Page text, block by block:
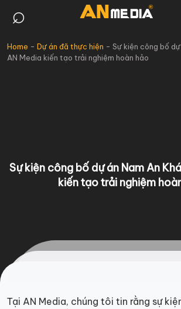
⌕
Home - Dự án đã thực hiện - Sự kiện công bố
AN Media kiến tạo trải nghiệm hoàn hảo
Sự kiện công bố dự án Nam An
kiến tạo trải nghiệm
Tại AN Media, chúng tôi tin rằng sự